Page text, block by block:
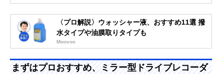
〈プロ解説〉ウォッシャー液、おすすめ11選 撥
水タイプや油膜取りタイプも
Moovoo
まずはプロおすすめ、ミラー型ドライブレコーダ